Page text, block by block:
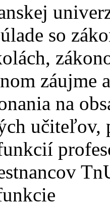
so
záujme
na
učiteľov,